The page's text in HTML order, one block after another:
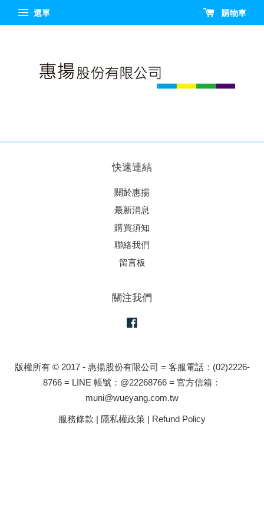
選單 購物車
快速連結
關於惠揚
最新消息
購買須知
聯絡我們
留言板
關注我們
版權所有 © 2017 - 惠揚股份有限公司 = 客服電話：(02)2226-
8766 = LINE 帳號：@22268766 = 官方信箱：
muni@wueyang.com.tw
服務條款 | 隱私權政策 | Refund Policy